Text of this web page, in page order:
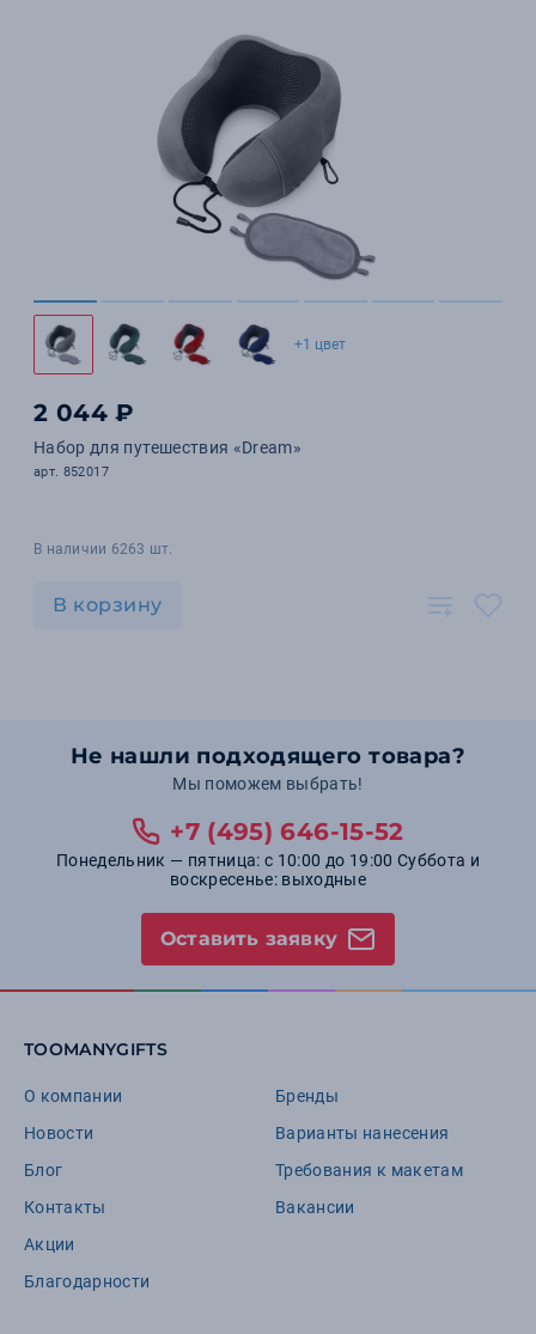
+1 цвет
2 044 ₽
Набор для путешествия «Dream»
арт. 852017
В наличии 6263 шт.
В корзину
Не нашли подходящего товара?
Мы поможем выбрать!
+7 (495) 646-15-52
Понедельник — пятница: с 10:00 до 19:00 Суббота и
воскресенье: выходные
Оставить заявку
TOOMANYGIFTS
О компании
Новости
Блог
Контакты
Акции
Благодарности
Бренды
Варианты нанесения
Требования к макетам
Вакансии